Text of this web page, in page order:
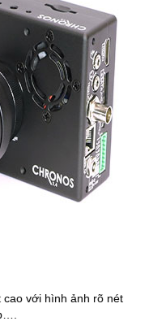
với hình ảnh rõ nét